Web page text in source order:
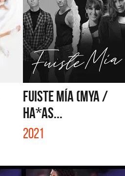
FUISTE MÍA (MYA /
HA*AS...
2021